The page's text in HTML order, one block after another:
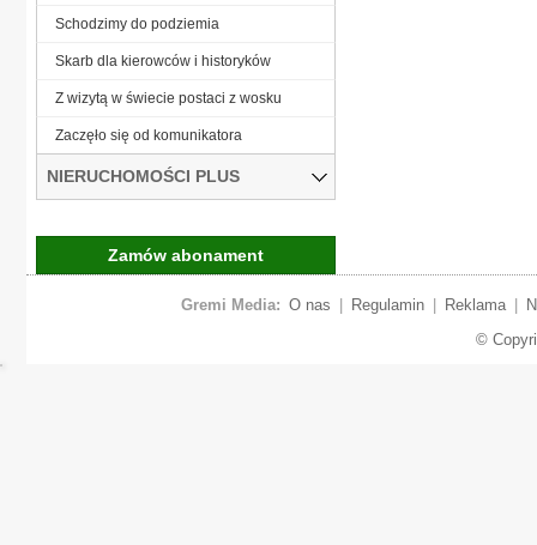
Schodzimy do podziemia
Skarb dla kierowców i historyków
Z wizytą w świecie postaci z wosku
Zaczęło się od komunikatora
NIERUCHOMOŚCI PLUS
Zamów abonament
Gremi Media: O nas Regulamin Reklama
©